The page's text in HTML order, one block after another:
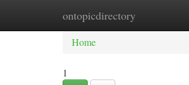
ontopicdirectory
Home New Site Listings
Home
1